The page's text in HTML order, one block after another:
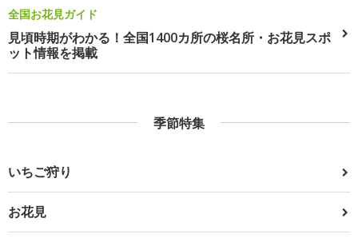
全国お花見ガイド
見頃時期がわかる！全国1400カ所の桜名所・お花見スポ
ット情報を掲載
季節特集
いちご狩り
お花見